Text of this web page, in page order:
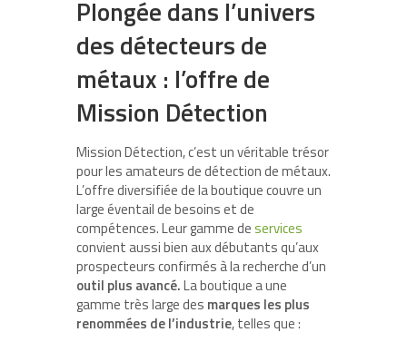
Plongée dans l’univers
des détecteurs de
métaux : l’offre de
Mission Détection
Mission Détection, c’est un véritable trésor
pour les amateurs de détection de métaux.
L’offre diversifiée de la boutique couvre un
large éventail de besoins et de
compétences. Leur gamme deservices
convient aussi bien aux débutants qu’aux
prospecteurs confirmés à la recherche d’un
outil plus avancé.La boutique a une
gamme très large des marques les plus
renommées de l’industrie, telles que :